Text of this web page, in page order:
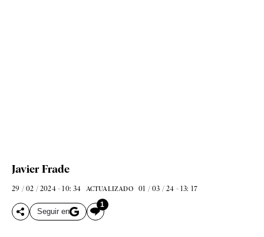
Javier Frade
29 / 02 / 2024 - 10: 34 ACTUALIZADO 01 / 03 / 24 - 13: 17
Seguir en
1